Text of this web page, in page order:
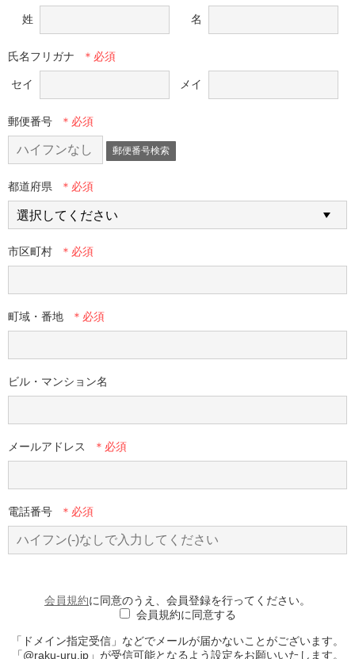
姓 名
氏名フリガナ
セイ メイ
郵便番号
郵便番号検索
都道府県
市区町村
町域・番地
ビル・マンション名
メールアドレス
電話番号
会員規約に同意のうえ、会員登録を行ってください。
会員規約に同意する
「ドメイン指定受信」などでメールが届かないことがございます。
「@raku-uru.jp」が受信可能となるよう設定をお願いいたします。